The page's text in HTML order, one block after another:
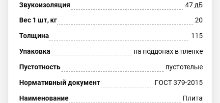
Звукоизоляция
47 дБ
Вес 1 шт, кг
20
Толщина
115
Упаковка
на поддонах в пленке
Пустотность
пустотелые
Нормативный документ
ГОСТ 379-2015
Наименование
Плита